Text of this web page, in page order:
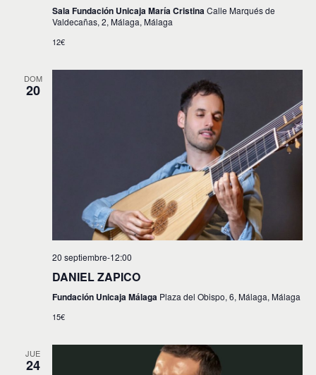
Sala Fundación Unicaja María CristinaCalle Marqués de
Valdecañas, 2, Málaga, Málaga
12€
DOM
20
20 septiembre-12:00
DANIEL ZAPICO
Fundación Unicaja Málaga Plaza del Obispo, 6, Málaga, Málaga
15€
JUE
24